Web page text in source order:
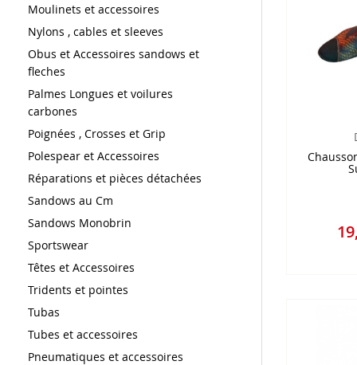
Moulinets et accessoires
Nylons , cables et sleeves
Obus et Accessoires sandows et
fleches
Palmes Longues et voilures
carbones
Poignées , Crosses et Grip
Polespear et Accessoires
Réparations et pièces détachées
Sandows au Cm
Sandows Monobrin
Sportswear
Têtes et Accessoires
Tridents et pointes
Tubas
Tubes et accessoires
Pneumatiques et accessoires